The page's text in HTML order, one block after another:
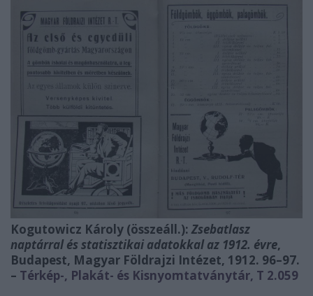
Kogutowicz Károly (összeáll.): Zsebatlasz
naptárral és statisztikai adatokkal az 1912. évre,
Budapest, Magyar Földrajzi Intézet, 1912. 96–97.
– Térkép-, Plakát- és Kisnyomtatványtár, T 2.059